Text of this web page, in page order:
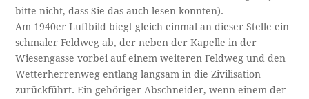
bitte nicht, dass Sie das auch lesen konnten).
Am 1940er Luftbild biegt gleich einmal an dieser Stelle ein
schmaler Feldweg ab, der neben der Kapelle in der
Wiesengasse vorbei auf einem weiteren Feldweg und den
Wetterherrenweg entlang langsam in die Zivilisation
zurückführt. Ein gehöriger Abschneider, wenn einem der